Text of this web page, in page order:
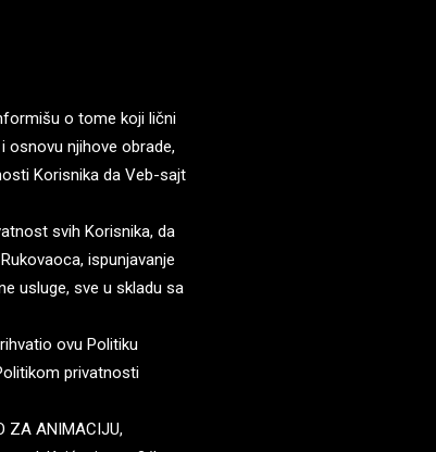
o tome koji lični
osnovu njihove obrade,
Korisnika da Veb-sajt
svih Korisnika, da
ispunjavanje
usluge, sve u skladu sa
ovu Politiku
privatnosti
ZA ANIMACIJU,